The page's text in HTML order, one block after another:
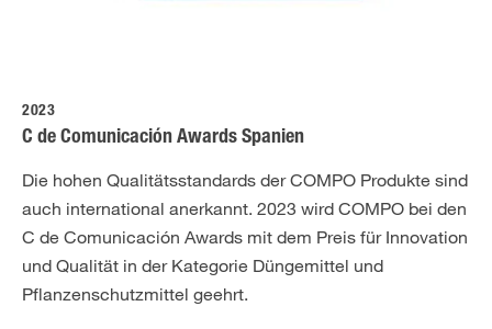
2023
C de Comunicación Awards Spanien
Die hohen Qualitätsstandards der COMPO Produkte sind
auch international anerkannt. 2023 wird COMPO bei den
C de Comunicación Awards mit dem Preis für Innovation
und Qualität in der Kategorie Düngemittel und
Pflanzenschutzmittel geehrt.